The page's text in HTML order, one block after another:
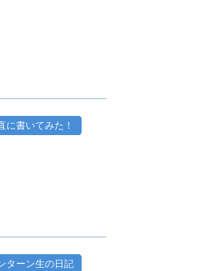
に書いてみた！
ターン生の日記